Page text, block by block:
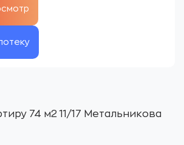
74 м2 11/17 Метальникова